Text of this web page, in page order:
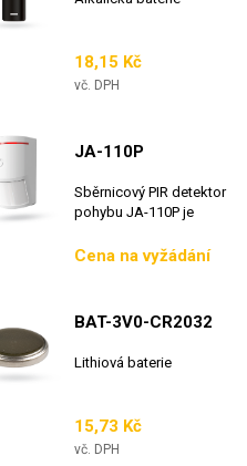
Cena
18,15 Kč
vč. DPH
JA-110P
Sběrnicový PIR detektor
pohybu JA-110P je
Cena
Cena na vyžádání
BAT-3V0-CR2032
Lithiová baterie
Cena
15,73 Kč
vč. DPH